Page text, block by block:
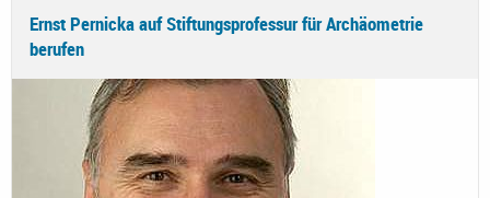
Ernst Pernicka auf Stiftungsprofessur für Archäometrie
berufen